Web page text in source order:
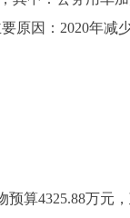
原因：2020年减
算4325.88万元